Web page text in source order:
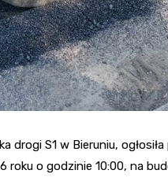
drogi S1 w Bieruniu,
o godzinie 10:00, na